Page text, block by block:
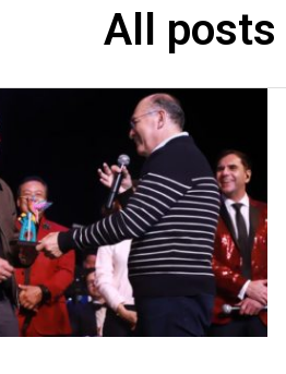
All posts